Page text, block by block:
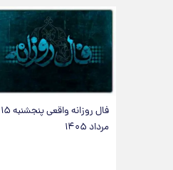
فال روزانه واقعی پنجشنبه ۱۵
مرداد ۱۴۰۵